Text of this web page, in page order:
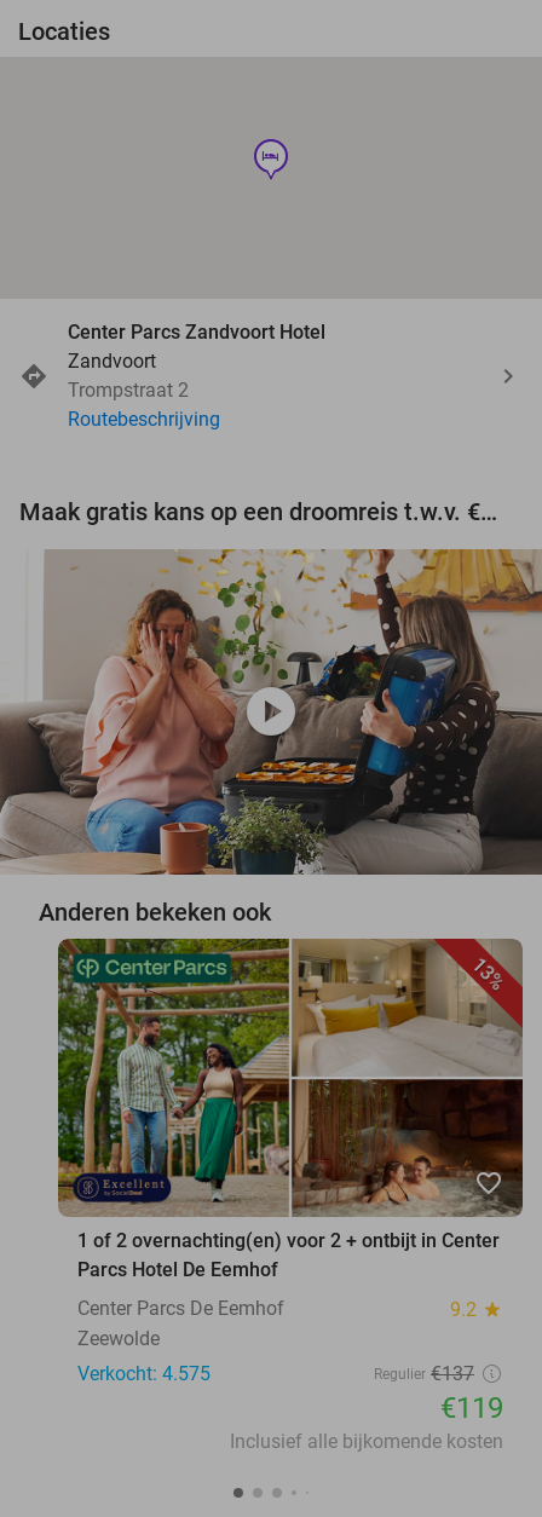
Locaties
hotel
Center Parcs Zandvoort Hotel
Zandvoort
Trompstraat 2
Routebeschrijving
Maak gratis kans op een droomreis t.w.v. €3.000!
play_circle
Anderen bekeken ook
13%
favorite_border
1 of 2 overnachting(en) voor 2 + ontbijt in Center
Parcs Hotel De Eemhof
Center Parcs De Eemhof
9.2 star
Zeewolde
Verkocht: 4.575
Regulier €137
€119
Inclusief alle bijkomende kosten